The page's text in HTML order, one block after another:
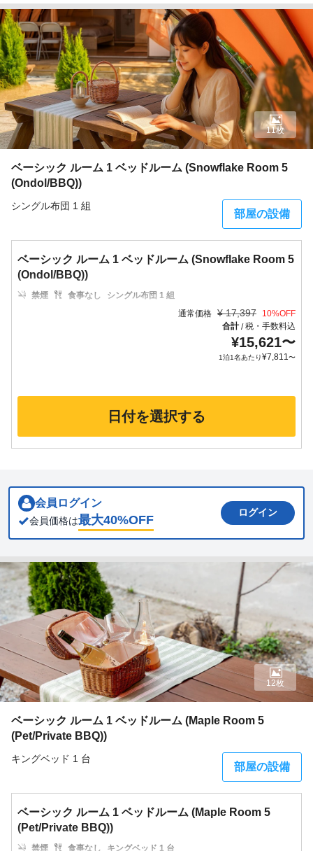
ベーシック ルーム 1 ベッドルーム (Snowflake Room 5
(Ondol/BBQ))
シングル布団 1 組
部屋の設備
11枚
ベーシック ルーム 1 ベッドルーム (Snowflake Room 5
(Ondol/BBQ))
禁煙 食事なし
シングル布団 1 組
通常価格 ¥ 17,397 10%OFF
合計/税・手数料込
¥15,621〜
1泊1名あたり¥7,811〜
日付を選択する
会員ログイン
会員価格は最大40%OFF
ログイン
ベーシック ルーム 1 ベッドルーム (Maple Room 5
(Pet/Private BBQ))
キングベッド 1 台
部屋の設備
12枚
ベーシック ルーム 1 ベッドルーム (Maple Room 5
(Pet/Private BBQ))
禁煙 食事なし
キングベッド 1 台